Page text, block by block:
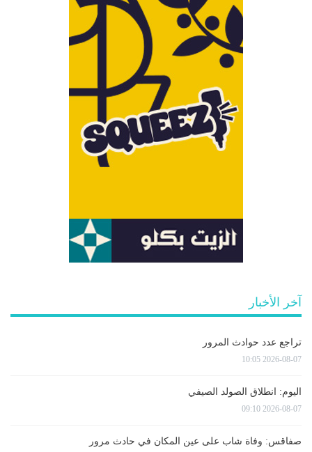
آخر الأخبار
تراجع عدد حوادث المرور
2026-08-07 10:05
اليوم: انطلاق الصولد الصيفي
2026-08-07 09:10
صفاقس: وفاة شاب على عين المكان في حادث مرور